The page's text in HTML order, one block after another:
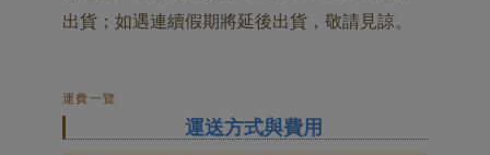
出貨；如遇連續假期將延後出貨，敬請見諒。
運費一覽
運送方式與費用